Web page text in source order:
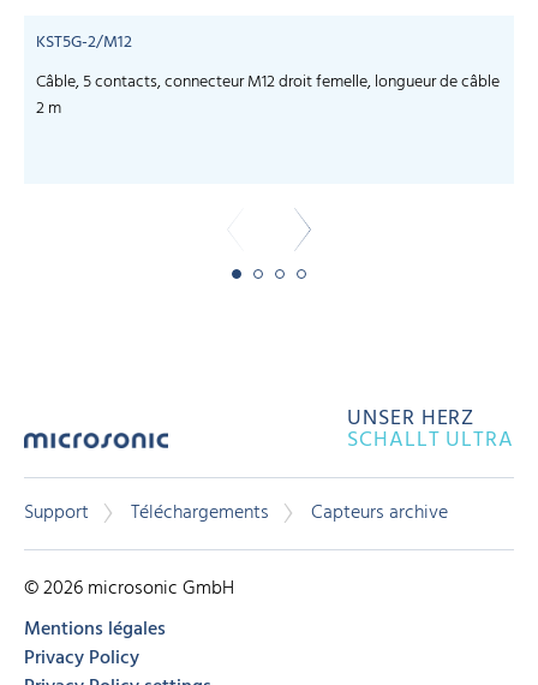
KST5G-2/M12
Câble, 5 contacts, connecteur M12 droit femelle, longueur de câble
2 m
UNSER HERZ
SCHALLT ULTRA
Support Téléchargements Capteurs archive
© 2026 microsonic GmbH
Mentions légales
Privacy Policy